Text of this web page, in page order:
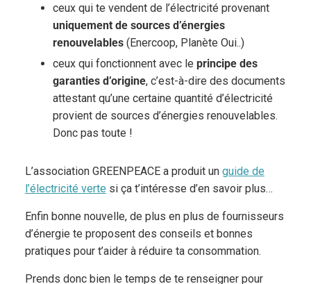
ceux qui te vendent de l’électricité provenant
uniquement de sources d’énergies
renouvelables(Enercoop, Planète Oui..)
ceux qui fonctionnent avec le principe des
garanties d’origine, c’est-à-dire des documents
attestant qu’une certaine quantité d’électricité
provient de sources d’énergies renouvelables.
Donc pas toute !
L’association GREENPEACE a produit un guide de
l’électricité verte si ça t’intéresse d’en savoir plus…
Enfin bonne nouvelle, de plus en plus de fournisseurs
d’énergie te proposent des conseils et bonnes
pratiques pour t’aider à réduire ta consommation.
Prends donc bien le temps de te renseigner pour